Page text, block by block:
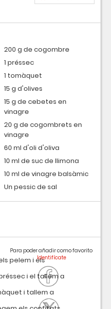
pelem i els
i el tallem a
i tallem a
Para poder añadir como favorito
200 g de cogombre
1 préssec
1 tomàquet
15 g d'olives
15 g de cebetes en
vinagre
20 g de cogombrets en
vinagre
60 ml d'oli d'oliva
10 ml de suc de llimona
10 ml de vinagre balsàmic
Un pessic de sal